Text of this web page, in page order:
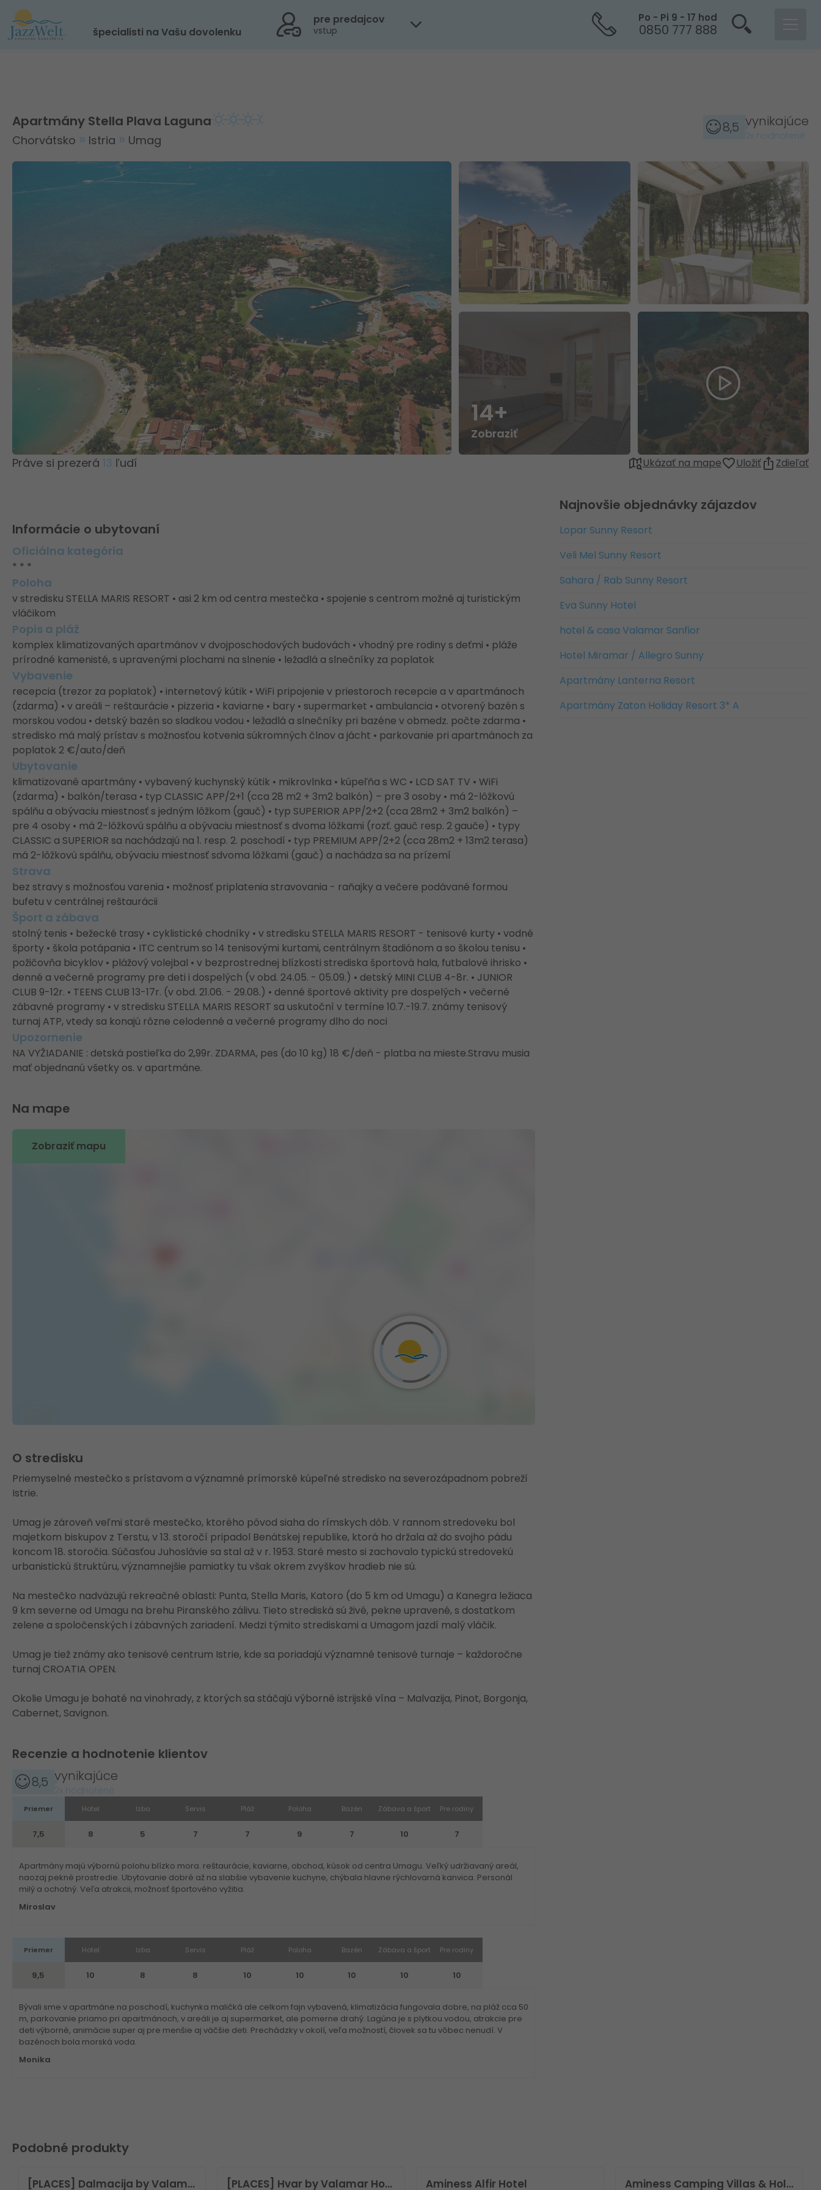
špecialisti na Vašu dovolenku
pre predajcov
vstup
Po - Pi 9 - 17 hod
0850 777 888
Apartmány Stella Plava Laguna
Chorvátsko Istria Umag
8,5 vynikajúce
2x hodnotené
14+
Zobraziť
Práve si prezerá 13 ľudí Ukázať na mape Uložiť Zdieľať
Informácie o ubytovaní
Oficiálna kategória
* * *
Poloha
v stredisku STELLA MARIS RESORT • asi 2 km od centra mestečka • spojenie s centrom možné aj turistickým
vláčikom
Popis a pláž
komplex klimatizovaných apartmánov v dvojposchodových budovách • vhodný pre rodiny s deťmi • pláže
prírodné kamenisté, s upravenými plochami na slnenie • ležadlá a slnečníky za poplatok
Vybavenie
recepcia (trezor za poplatok) • internetový kútik • WiFi pripojenie v priestoroch recepcie a v apartmánoch
(zdarma) • v areáli – reštaurácie • pizzeria • kaviarne • bary • supermarket • ambulancia • otvorený bazén s
morskou vodou • detský bazén so sladkou vodou • ležadlá a slnečníky pri bazéne v obmedz. počte zdarma •
stredisko má malý prístav s možnosťou kotvenia súkromných člnov a jácht • parkovanie pri apartmánoch za
poplatok 2 €/auto/deň
Ubytovanie
klimatizované apartmány • vybavený kuchynský kútik • mikrovlnka • kúpeľňa s WC • LCD SAT TV • WiFi
(zdarma) • balkón/terasa • typ CLASSIC APP/2+1 (cca 28 m2 + 3m2 balkón) – pre 3 osoby • má 2-lôžkovú
spálňu a obývaciu miestnosť s jedným lôžkom (gauč) • typ SUPERIOR APP/2+2 (cca 28m2 + 3m2 balkón) –
pre 4 osoby • má 2-lôžkovú spálňu a obývaciu miestnosť s dvoma lôžkami (rozť. gauč resp. 2 gauče) • typy
CLASSIC a SUPERIOR sa nachádzajú na 1. resp. 2. poschodí • typ PREMIUM APP/2+2 (cca 28m2 + 13m2 terasa)
má 2-lôžkovú spálňu, obývaciu miestnosť sdvoma lôžkami (gauč) a nachádza sa na prízemí
Strava
bez stravy s možnosťou varenia • možnosť priplatenia stravovania - raňajky a večere podávané formou
bufetu v centrálnej reštaurácii
Šport a zábava
stolný tenis • bežecké trasy • cyklistické chodníky • v stredisku STELLA MARIS RESORT - tenisové kurty • vodné
športy • škola potápania • ITC centrum so 14 tenisovými kurtami, centrálnym štadiónom a so školou tenisu •
požičovňa bicyklov • plážový volejbal • v bezprostrednej blízkosti strediska športová hala, futbalové ihrisko •
denné a večerné programy pre deti i dospelých (v obd. 24.05. - 05.09.) • detský MINI CLUB 4-8r. • JUNIOR
CLUB 9-12r. • TEENS CLUB 13-17r. (v obd. 21.06. - 29.08.) • denné športové aktivity pre dospelých • večerné
zábavné programy • v stredisku STELLA MARIS RESORT sa uskutoční v termíne 10.7.-19.7. známy tenisový
turnaj ATP, vtedy sa konajú rôzne celodenné a večerné programy dlho do noci
Upozornenie
NA VYŽIADANIE : detská postieľka do 2,99r. ZDARMA, pes (do 10 kg) 18 €/deň - platba na mieste.Stravu musia
mať objednanú všetky os. v apartmáne.
Na mape
Zobraziť mapu
O stredisku
Priemyselné mestečko s prístavom a významné prímorské kúpeľné stredisko na severozápadnom pobreží
Istrie.
Umag je zároveň veľmi staré mestečko, ktorého pôvod siaha do rímskych dôb. V rannom stredoveku bol
majetkom biskupov z Terstu, v 13. storočí pripadol Benátskej republike, ktorá ho držala až do svojho pádu
koncom 18. storočia. Súčasťou Juhoslávie sa stal až v r. 1953. Staré mesto si zachovalo typickú stredovekú
urbanistickú štruktúru, významnejšie pamiatky tu však okrem zvyškov hradieb nie sú.
Na mestečko nadväzujú rekreačné oblasti: Punta, Stella Maris, Katoro (do 5 km od Umagu) a Kanegra ležiaca
9 km severne od Umagu na brehu Piranského zálivu. Tieto strediská sú živé, pekne upravené, s dostatkom
zelene a spoločenských i zábavných zariadení. Medzi týmito strediskami a Umagom jazdí malý vláčik.
Umag je tiež známy ako tenisové centrum Istrie, kde sa poriadajú významné tenisové turnaje – každoročne
turnaj CROATIA OPEN.
Okolie Umagu je bohaté na vinohrady, z ktorých sa stáčajú výborné istrijské vína – Malvazija, Pinot, Borgonja,
Cabernet, Savignon.
Recenzie a hodnotenie klientov
8,5 vynikajúce
2x hodnotené
Priemer
7,5
Hotel
8
Izba
5
Servis
7
Pláž
7
Poloha
9
Bazén
7
Zábava a šport
10
Pre rodiny
7
Apartmány majú výbornú polohu blízko mora. reštaurácie, kaviarne, obchod, kúsok od centra Umagu. Veľký udržiavaný areál,
naozaj pekné prostredie. Ubytovanie dobré až na slabšie vybavenie kuchyne, chýbala hlavne rýchlovarná kanvica. Personál
milý a ochotný. Veľa atrakcii, možnosť športového vyžitia.
Miroslav
Priemer
9,5
Hotel
10
Izba
8
Servis
8
Pláž
10
Poloha
10
Bazén
10
Zábava a šport
10
Pre rodiny
10
Bývali sme v apartmáne na poschodí, kuchynka maličká ale celkom fajn vybavená, klimatizácia fungovala dobre, na pláž cca 50
m, parkovanie priamo pri apartmánoch, v areáli je aj supermarket, ale pomerne drahý. Lagúna je s plytkou vodou, atrakcie pre
deti výborné, animácie super aj pre menšie aj väčšie deti. Prechádzky v okolí, veľa možností, človek sa tu vôbec nenudí. V
bazénoch bola morská voda.
Monika
Najnovšie objednávky zájazdov
Lopar Sunny Resort
Veli Mel Sunny Resort
Sahara / Rab Sunny Resort
Eva Sunny Hotel
hotel & casa Valamar Sanfior
Hotel Miramar / Allegro Sunny
Apartmány Lanterna Resort
Apartmány Zaton Holiday Resort 3* A
Podobné produkty
[PLACES] Dalmacija by Valamar Hotel [PLACES] Hvar by Valamar Hotel Aminess Alfir Hotel Aminess Camping Villas & Holiday Homes Avalona